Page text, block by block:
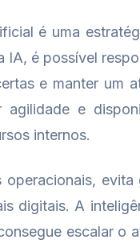
é uma
IA, é possível
e manter um
e
internos.
evita
digitais. A
escalar o